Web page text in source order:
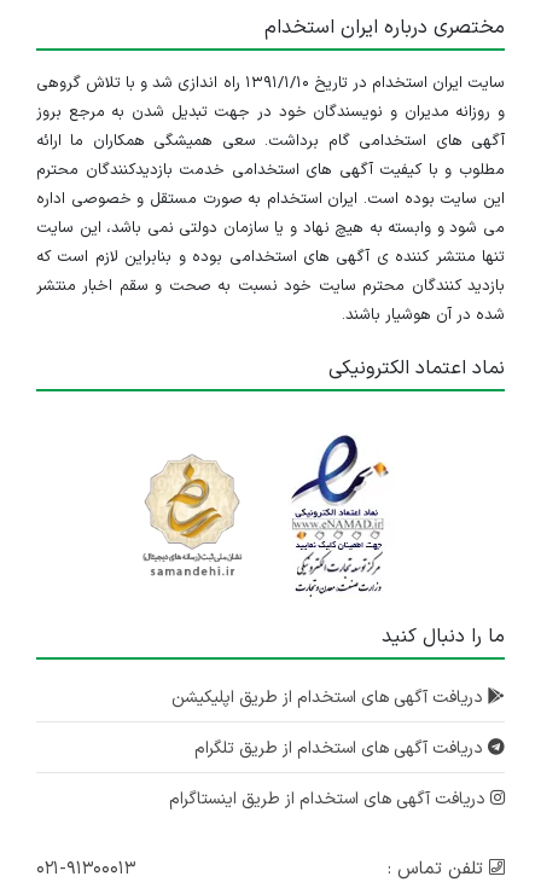
مختصری درباره ایران استخدام
سایت ایران استخدام در تاریخ ۱۳۹۱/۱/۱۰ راه اندازی شد و با تلاش گروهی
و روزانه مدیران و نویسندگان خود در جهت تبدیل شدن به مرجع بروز
آگهی های استخدامی گام برداشت. سعی همیشگی همکاران ما ارائه
مطلوب و با کیفیت آگهی های استخدامی خدمت بازدیدکنندگان محترم
این سایت بوده است. ایران استخدام به صورت مستقل و خصوصی اداره
می شود و وابسته به هیچ نهاد و یا سازمان دولتی نمی باشد، این سایت
تنها منتشر کننده ی آگهی های استخدامی بوده و بنابراین لازم است که
بازدید کنندگان محترم سایت خود نسبت به صحت و سقم اخبار منتشر
شده در آن هوشیار باشند.
نماد اعتماد الکترونیکی
ما را دنبال کنید
دریافت آگهی های استخدام از طریق اپلیکیشن
دریافت آگهی های استخدام از طریق تلگرام
دریافت آگهی های استخدام از طریق اینستاگرام
تلفن تماس : ۰۲۱-۹۱۳۰۰۰۱۳